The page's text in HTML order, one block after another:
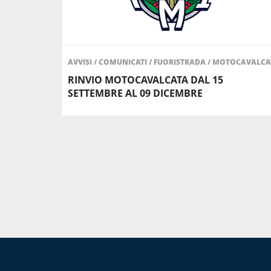
AVVISI/COMUNICATI/ FUORISTRADA/
RINVIO MOTOCAVALCATA DAL 15
SETTEMBRE AL 09 DICEMBRE